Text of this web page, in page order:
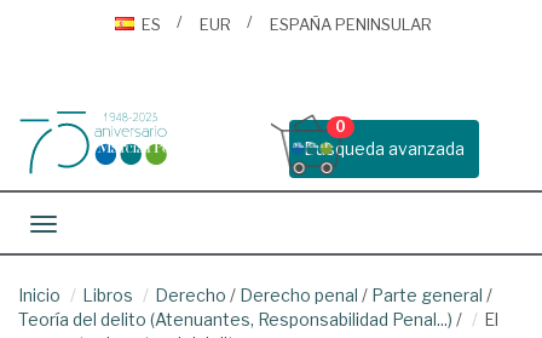
ES
EUR ESPAÑA PENINSULAR
Busqueda avanzada
0
Toggle navigation
Inicio Libros Derecho / Derecho penal / Parte general /
Teoría del delito (Atenuantes, Responsabilidad Penal...) /
El